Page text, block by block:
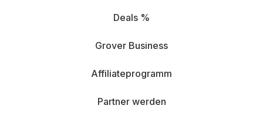
Deals %
Grover Business
Affiliateprogramm
Partner werden